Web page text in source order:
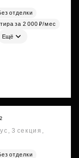
отделки
за 2 000 ₽/мес
Ещё
3 секция,
отделки